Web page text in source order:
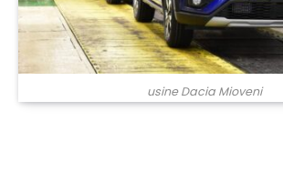
usine Dacia Mioveni